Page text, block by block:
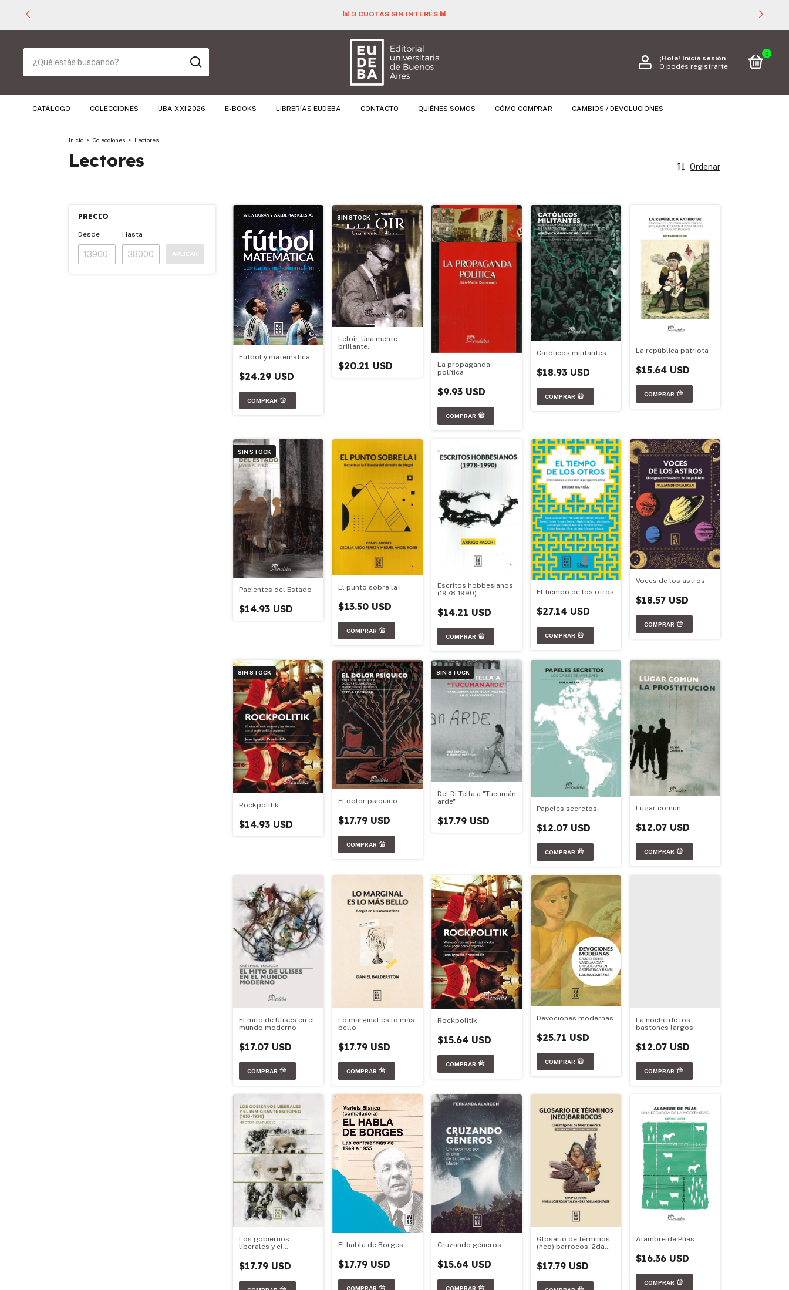
📊 3 CUOTAS SIN INTERÉS 📊
¡Hola! Iniciá sesión
O podés registrarte
0
CATÁLOGO COLECCIONES UBA XXI 2026 E-BOOKS LIBRERÍAS EUDEBA CONTACTO QUIÉNES SOMOS CÓMO COMPRAR CAMBIOS / DEVOLUCIONES
Inicio > Colecciones > Lectores
Lectores Ordenar
PRECIO
Desde Hasta
APLICAR
Fútbol y matemática
$24.29 USD
SIN STOCK
Leloir. Una mente
brillante.
$20.21 USD
La propaganda
política
$9.93 USD
Católicos militantes
$18.93 USD
La república patriota
$15.64 USD
SIN STOCK
Pacientes del Estado
$14.93 USD
El punto sobre la i
$13.50 USD
Escritos hobbesianos
(1978-1990)
$14.21 USD
El tiempo de los otros
$27.14 USD
Voces de los astros
$18.57 USD
SIN STOCK
Rockpolitik
$14.93 USD
El dolor psíquico
$17.79 USD
SIN STOCK
Del Di Tella a "Tucumán
arde"
$17.79 USD
Papeles secretos
$12.07 USD
Lugar común
$12.07 USD
El mito de Ulises en el
mundo moderno
$17.07 USD
Lo marginal es lo más
bello
$17.79 USD
Rockpolitik
$15.64 USD
Devociones modernas
$25.71 USD
La noche de los
bastones largos
$12.07 USD
Los gobiernos
liberales y el
(1853 -1930)
$17.79 USD
El habla de Borges
$17.79 USD
Cruzando géneros
$15.64 USD
Glosario de términos
(neo) barrocos. 2da
$17.79 USD
Alambre de Púas
$16.36 USD